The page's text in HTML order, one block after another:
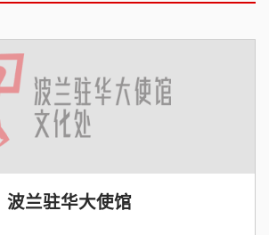
波兰驻华大使馆